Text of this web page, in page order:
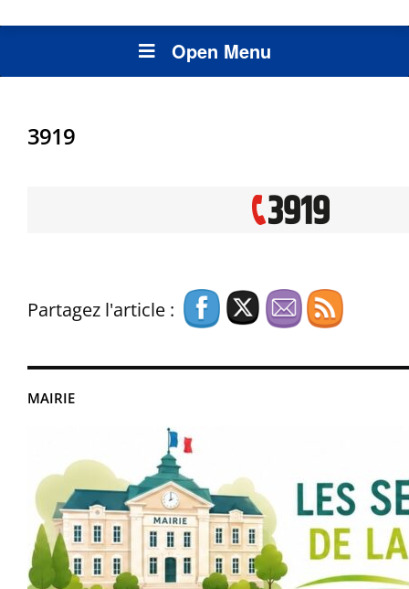
Open Menu
MAIRIE
3919
Partagez l'article :